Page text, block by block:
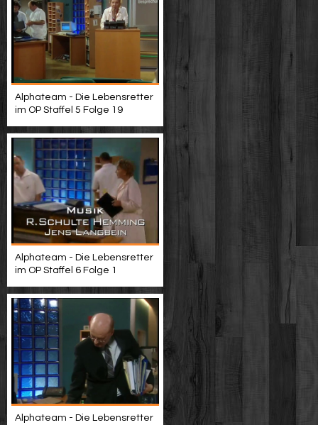
Alphateam - Die Lebensretter
im OP Staffel 5 Folge 19
Alphateam - Die Lebensretter
im OP Staffel 6 Folge 1
Alphateam - Die Lebensretter